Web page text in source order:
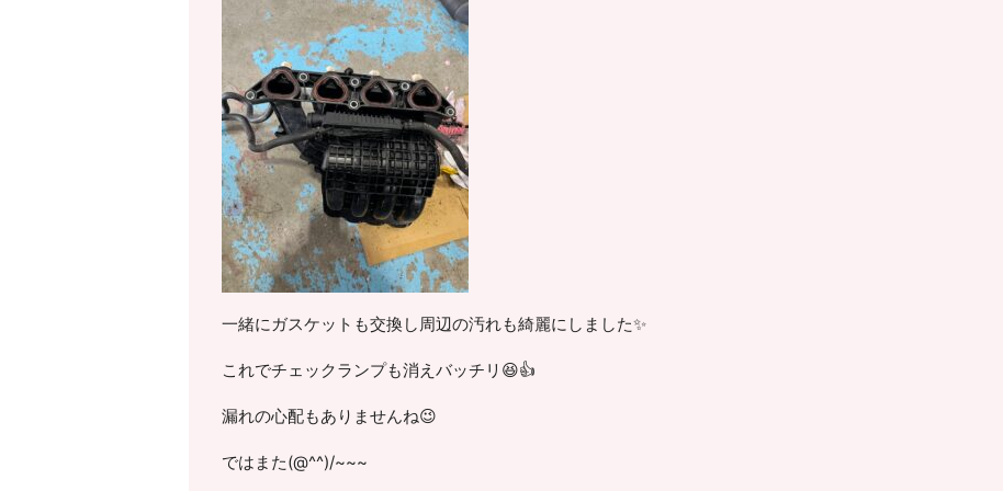
一緒にガスケットも交換し周辺の汚れも綺麗にしました✨
これでチェックランプも消えバッチリ😆👍
漏れの心配もありませんね😉
ではまた(@^^)/~~~